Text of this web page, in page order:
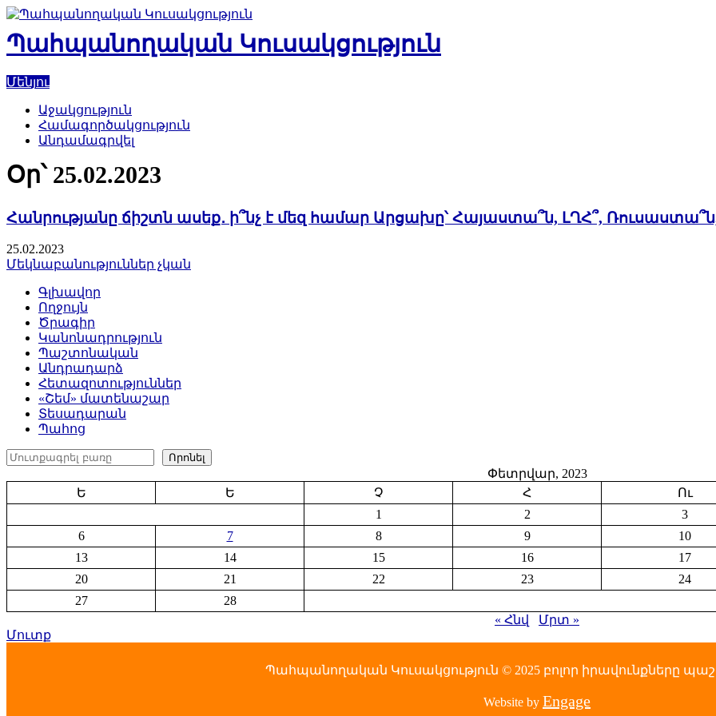
Skip
content
Պահպանողական Կուսակցություն
Մենյու
Աջակցություն
Համագործակցություն
Անդամագրվել
Օր՝ 25.02.2023
Հանրությանը ճիշտն ասեք․ ի՞նչ է մեզ համար Արցախը՝ Հայաստա՞ն, ԼՂՀ՞,
25.02.2023
Մեկնաբանություններ չկան
Գլխավոր
Ողջույն
Ծրագիր
Կանոնադրություն
Պաշտոնական
Անդրադարձ
Հետազոտություններ
«Շեմ» մատենաշար
Տեսադարան
Պահոց
Որոնել
Որոնել
Փետրվար, 2023
Ե
Ե Չ Հ Ու
1
2 3
6
7 8 9 10
13
14 15 16 17
20
21 22 23 24
27
28
« Հնվ
Մրտ »
Մուտք
Պահպանողական Կուսակցություն © 2025 բոլոր իրավունքները
Website by Engage